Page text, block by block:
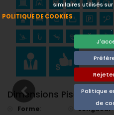
similaires utilisés
POLITIQUE DE COOKIES
.
Politique
de
Dimensions Piscine
Forme: Longueur: